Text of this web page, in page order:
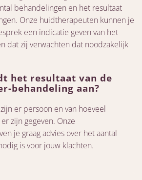
behandelingen en het resultaat
Onze huidtherapeuten kunnen je
een indicatie geven van het
dat zij verwachten dat noodzakelijk
het resultaat van de
behandeling aan?
er persoon en van hoeveel
zijn gegeven. Onze
je graag advies over het aantal
is voor jouw klachten.